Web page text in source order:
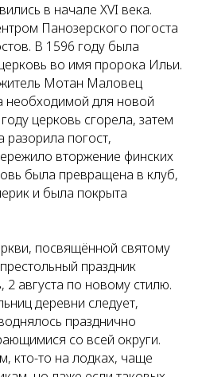
в начале XVI века.
Панозерского погоста
В 1596 году была
во имя пророка Ильи.
Мотан Маловец
необходимой для новой
церковь сгорела, затем
погост,
вторжение финских
была превращена в клуб,
и была покрыта
посвящённой святому
праздник
августа по новому стилю.
деревни следует,
празднично
со всей округи.
кто-то на лодках, чаще